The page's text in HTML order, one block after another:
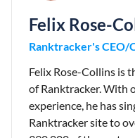
Felix Rose-
Ranktracker's CEO/
Felix Rose-Collins is
of Ranktracker. With
experience, he has
Ranktracker site to